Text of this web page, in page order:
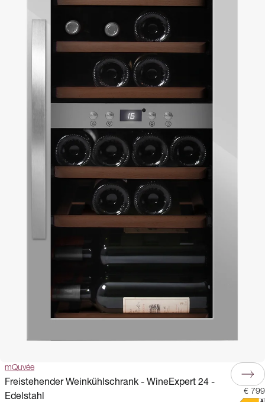
mQuvée
Freistehender Weinkühlschrank - WineExpert 24 -
Edelstahl
€ 799